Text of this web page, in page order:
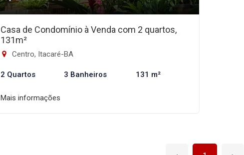
Casa de Condomínio à Venda com 2 quartos,
131m²
Centro, Itacaré-BA
2 Quartos 3 Banheiros 131 m²
Mais informações